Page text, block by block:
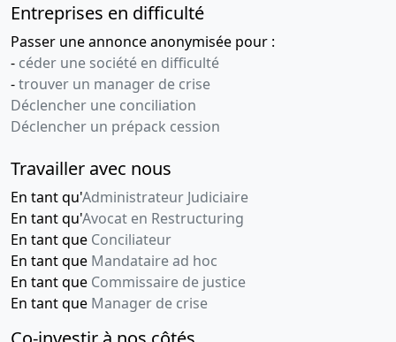
Entreprises en difficulté
Passer une annonce anonymisée pour :
- céder une société en difficulté
-trouver un manager de crise
Déclencher une conciliation
Déclencher un prépack cession
Travailler avec nous
En tant qu'Administrateur Judiciaire
En tant qu'Avocat en Restructuring
En tant que Conciliateur
En tant que Mandataire ad hoc
En tant que Commissaire de justice
En tant que Manager de crise